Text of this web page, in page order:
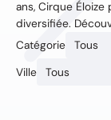
ans, Cirque
diversifiée.
Catégorie
Ville